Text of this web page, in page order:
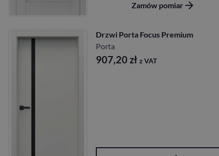
Zamów pomiar
Drzwi Porta Focus Premium
Porta
907,20 zł z VAT